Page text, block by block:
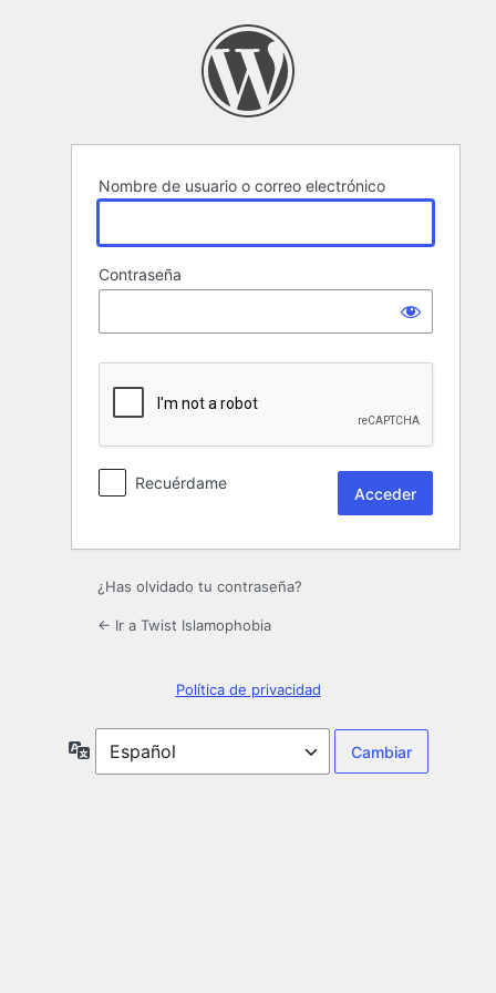
Nombre de usuario o correo electrónico
Contraseña
Recuérdame
¿Has olvidado tu contraseña?
← Ir a Twist Islamophobia
Política de privacidad
Idioma